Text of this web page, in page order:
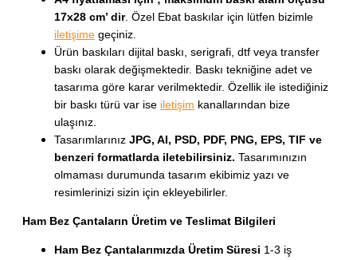
17x28 cm’ dir. Özel Ebat baskılar için lütfen bizimle
iletişime geçiniz.
Ürün baskıları dijital baskı, serigrafi, dtf veya transfer
baskı olarak değişmektedir. Baskı tekniğine adet ve
tasarıma göre karar verilmektedir. Özellik ile istediğiniz
bir baskı türü var ise iletişim kanallarından bize
ulaşınız.
Tasarımlarınız JPG, AI, PSD, PDF, PNG, EPS, TIF ve
benzeri formatlarda iletebilirsiniz. Tasarımınızın
olmaması durumunda tasarım ekibimiz yazı ve
resimlerinizi sizin için ekleyebilirler.
Ham Bez Çantaların Üretim ve Teslimat Bilgileri
Ham Bez Çantalarımızda Üretim Süresi 1-3 iş